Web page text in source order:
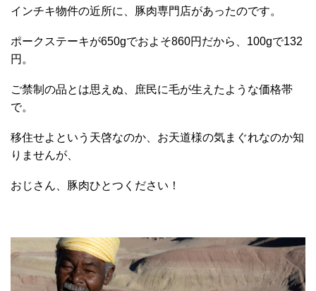
インチキ物件の近所に、豚肉専門店があったのです。
ポークステーキが650gでおよそ860円だから、100gで132
円。
ご禁制の品とは思えぬ、庶民に毛が生えたような価格帯
で。
移住せよという天啓なのか、お天道様の気まぐれなのか知
りませんが、
おじさん、豚肉ひとつください！